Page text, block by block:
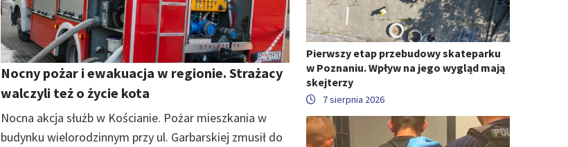
Nocny pożar i ewakuacja w regionie. Strażacy
walczyli też o życie kota
Nocna akcja służb w Kościanie. Pożar mieszkania w
budynku wielorodzinnym przy ul. Garbarskiej zmusił do
Pierwszy etap przebudowy skateparku
w Poznaniu. Wpływ na jego wygląd mają
skejterzy
7 sierpnia 2026